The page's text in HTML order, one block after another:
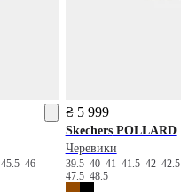
45.5 46
₴ 5 999
SkechersPOLLARD
Черевики
39.5 40 41 41.5 42 42.5
47.5 48.5